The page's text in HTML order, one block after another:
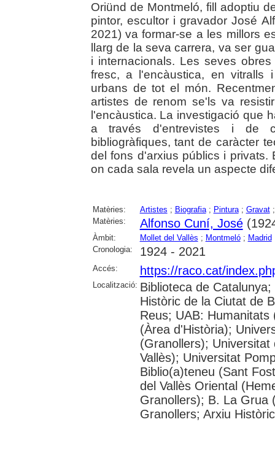
Oriünd de Montmeló, fill adoptiu
pintor, escultor i gravador José
2021) va formar-se a les millors
llarg de la seva carrera, va ser
i internacionals. Les seves
fresc, a l'encàustica, en vitralls
urbans de tot el món.
artistes de renom se'ls va
l'encàustica. La investigació que
a través d'entrevistes i de
bibliogràfiques, tant de caràcter
del fons d'arxius públics i
on cada sala revela un aspecte
Matèries: Artistes ; Biografia; Pintura; Gravat
Matèries:
Alfonso Cuní, José
Àmbit: Mollet del Vallès ; Montmeló; Madrid
Cronologia:
1924 - 2021
Accés: https://raco.cat/
Localització: Biblioteca de
Històric de la Ciutat de
Reus; UAB:
(Àrea d'Història);
(Granollers);
Vallès); Universitat
Biblio(a)teneu (Sant
del Vallès Oriental
Granollers); B. La Grua
Granollers; Arxiu